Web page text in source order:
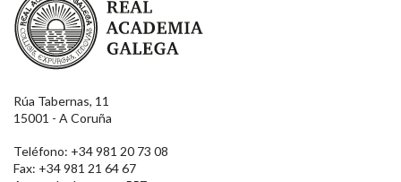
Rúa Tabernas, 11
15001 - A Coruña
Teléfono: +34 981 20 73 08
Fax: +34 981 21 64 67